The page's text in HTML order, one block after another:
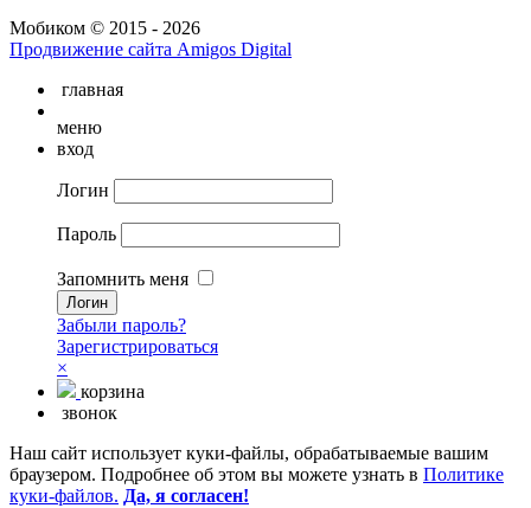
Мобиком © 2015 - 2026
Продвижение сайта Amigos Digital
главная
меню
вход
Логин
Пароль
Запомнить меня
Забыли пароль?
Зарегистрироваться
×
корзина
звонок
Наш сайт использует куки-файлы, обрабатываемые вашим
браузером. Подробнее об этом вы можете узнать в Политике
куки-файлов. Да, я согласен!